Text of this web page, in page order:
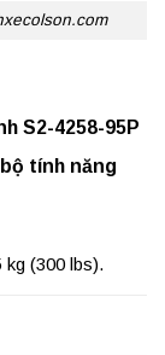
S2-4258-95P
tính năng
kg (300 lbs).